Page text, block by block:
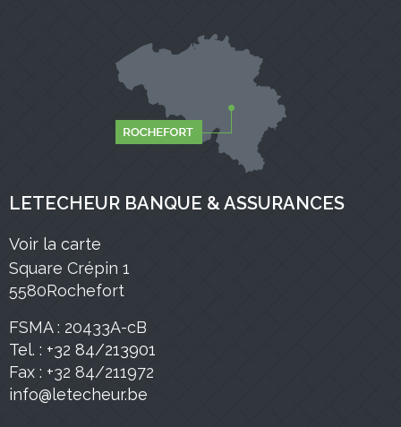
LETECHEUR BANQUE & ASSURANCES
Voir la carte
Square Crépin 1
5580Rochefort
FSMA : 20433A-cB
Tel. : +32 84/213901
Fax : +32 84/211972
info@letecheur.be